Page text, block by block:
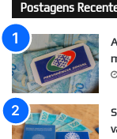
Postagens